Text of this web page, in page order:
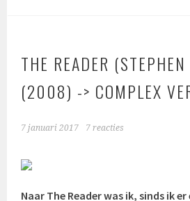
THE READER
(2008) -> COMPLEX
7 januari 2017 7 reacties
Naar The Reader was ik, sinds ik